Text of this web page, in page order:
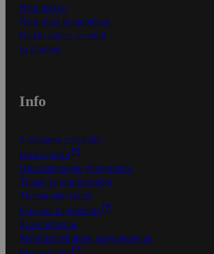
Näin maksat
Näin tilaat ja muokkaat
Kaikki ohjeet ja vinkit
In English
Info
S-Business yrityksille
Oiva-raportit
Osuuskauppojen yhteystiedot
Tilaus- ja toimitusehdot
Tietosuojakäytäntö
Palvelun käyttöehdot
Saavutettavuus
Mobiilisovelluksen saavutettavuus